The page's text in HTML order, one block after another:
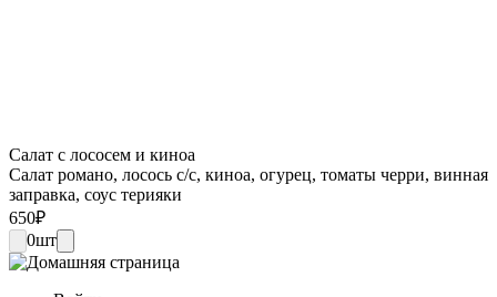
Салат с лососем и киноа
Салат романо, лосось с/с, киноа, огурец, томаты черри, винная
заправка, соус терияки
650₽
0шт